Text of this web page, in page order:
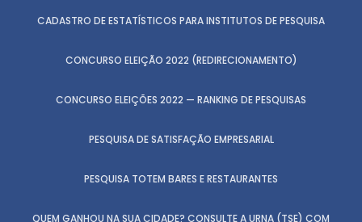
CADASTRO DE ESTATÍSTICOS PARA INSTITUTOS DE PESQUISA
CONCURSO ELEIÇÃO 2022 (REDIRECIONAMENTO)
CONCURSO ELEIÇÕES 2022 — RANKING DE PESQUISAS
PESQUISA DE SATISFAÇÃO EMPRESARIAL
PESQUISA TOTEM BARES E RESTAURANTES
QUEM GANHOU NA SUA CIDADE? CONSULTE A URNA (TSE) COM